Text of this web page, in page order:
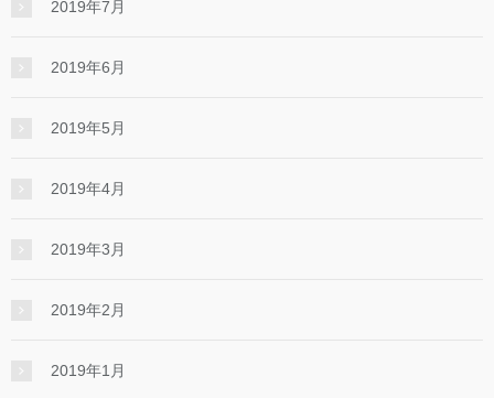
2019年7月
2019年6月
2019年5月
2019年4月
2019年3月
2019年2月
2019年1月